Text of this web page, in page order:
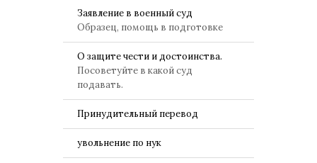
Заявление в военный суд
Образец, помощь в подготовке
О защите чести и достоинства.
Посоветуйте в какой суд
подавать.
Принудительный перевод
увольнение по нук